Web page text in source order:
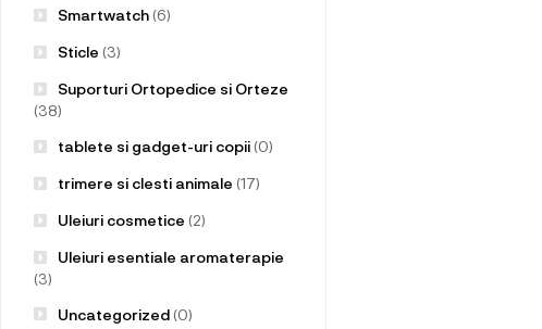
Smartwatch(6)
Sticle (3)
Suporturi Ortopedice si Orteze
(38)
tablete si gadget-uri copii(0)
trimere si clesti animale (17)
Uleiuri cosmetice (2)
Uleiuri esentiale aromaterapie
(3)
Uncategorized(0)